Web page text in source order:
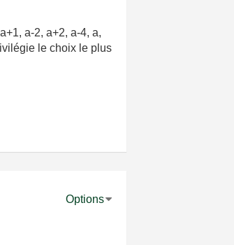
a-2, a+2, a-4, a,
le choix le plus
Options